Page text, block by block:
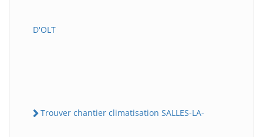
D'OLT
Trouver chantier climatisation SALLES-LA-